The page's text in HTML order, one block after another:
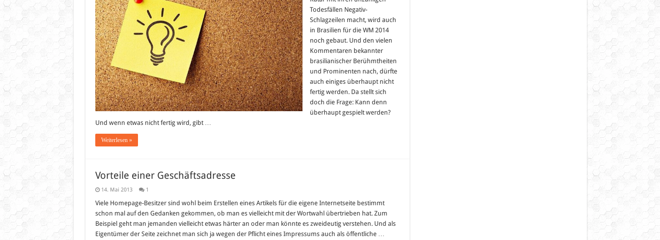
Brasilien
bereit
für
die
WM?
Todesfällen Negativ-
Schlagzeilen macht, wird auch
in Brasilien für die WM 2014
noch gebaut. Und den vielen
Kommentaren bekannter
brasilianischer Berühmtheiten
und Prominenten nach, dürfte
auch einiges überhaupt nicht
fertig werden. Da stellt sich
doch die Frage: Kann denn
überhaupt gespielt werden?
Und wenn etwas nicht fertig wird, gibt …
Weiterlesen »
Vorteile einer Geschäftsadresse
14. Mai 2013 1
Viele Homepage-Besitzer sind wohl beim Erstellen eines Artikels für die eigene Internetseite bestimmt
schon mal auf den Gedanken gekommen, ob man es vielleicht mit der Wortwahl übertrieben hat. Zum
Beispiel geht man jemanden vielleicht etwas härter an oder man könnte es zweideutig verstehen. Und als
Eigentümer der Seite zeichnet man sich ja wegen der Pflicht eines Impressums auch als öffentliche …